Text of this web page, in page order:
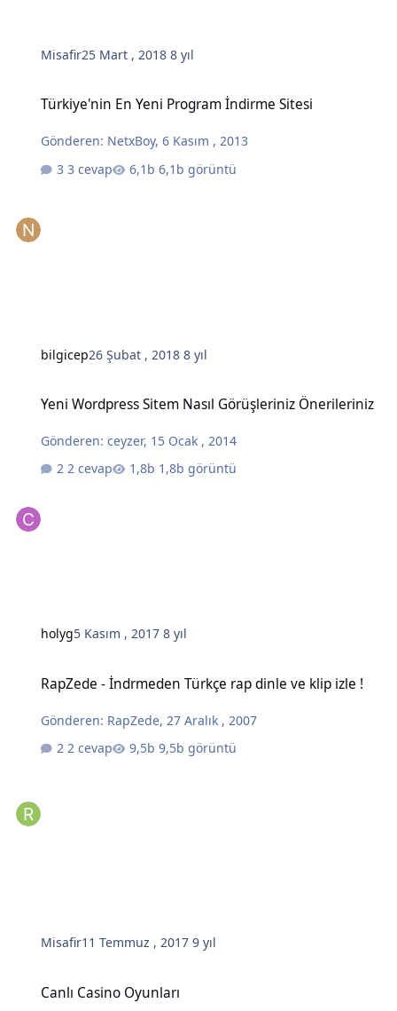
Misafir25 Mart , 20188 yıl
Türkiye'nin En Yeni Program İndirme Sitesi
Gönderen: NetxBoy,6 Kasım , 2013
3 cevap
6,1b görüntü
bilgicep26 Şubat , 20188 yıl
Yeni Wordpress Sitem Nasıl Görüşleriniz Önerileriniz
Gönderen:ceyzer, 15 Ocak , 2014
2 cevap
1,8b görüntü
holyg5 Kasım , 20178 yıl
RapZede - İndrmeden Türkçe rap dinle ve klip izle !
Gönderen: RapZede, 27 Aralık , 2007
2 cevap
9,5b görüntü
Misafir11 Temmuz , 20179 yıl
Canlı Casino Oyunları